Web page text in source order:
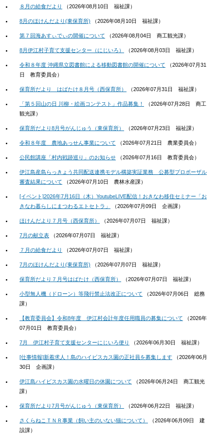
８月の給食だより （2026年08月10日 福祉課）
8月のほけんだより(東保育所) （2026年08月10日 福祉課）
第７回海あすぃでぃの開催について （2026年08月04日 商工観光課）
8月伊江村子育て支援センター（にじいろ） （2026年08月03日 福祉課）
令和８年度 沖縄県立図書館による移動図書館の開催について （2026年07月31
日
教育委員会）
保育所だより はばたけ８月号（西保育所） （2026年07月31日 福祉課）
「第５回山の日 川柳・絵画コンテスト」作品募集！ （2026年07月28日
商工
観光課）
保育所だより8月号がんじゅう（東保育所） （2026年07月23日 福祉課）
令和８年度 農地あっせん事業について （2026年07月21日 農業委員会）
公民館講座「村内戦跡巡り」のお知らせ （2026年07月16日 教育委員会）
伊江島産島らっきょう共同配送連携モデル構築実証業務 公募型プロポーザル
審査結果について （2026年07月10日 農林水産課）
[イベント]2026年7月16日（木）YoutubeLIVE配信！おきなわ移住セミナー「お
きなわ暮らしにまつわるエトセトラ」
（2026年07月09日 企画課）
ほけんだより７月号（西保育所） （2026年07月07日 福祉課）
7月の献立表 （2026年07月07日 福祉課）
７月の給食だより （2026年07月07日 福祉課）
7月のほけんだより(東保育所) （2026年07月07日 福祉課）
保育所だより７月号はばたけ（西保育所） （2026年07月07日 福祉課）
小型無人機（ドローン）等飛行禁止法改正について （2026年07月06日
総務
課）
【教育委員会】令和8年度 伊江村会計年度任用職員の募集について （2026年
07月01日
教育委員会）
7月 伊江村子育て支援センターにじいろ便り （2026年06月30日 福祉課）
[仕事情報]新着求人！島のハイビスカス園の正社員を募集します （2026年06月
30日
企画課）
伊江島ハイビスカス園の水曜日の休園について （2026年06月24日
商工観光
課）
保育所だより7月号がんじゅう（東保育所） （2026年06月22日 福祉課）
さくらねこＴＮＲ事業（飼い主のいない猫について） （2026年06月09日
建
設課）